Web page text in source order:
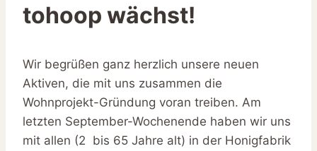
tohoop wächst!
Wir begrüßen ganz herzlich unsere neuen
Aktiven, die mit uns zusammen die
Wohnprojekt-Gründung voran treiben. Am
letzten September-Wochenende haben wir uns
mit allen (2 bis 65 Jahre alt) in der Honigfabrik